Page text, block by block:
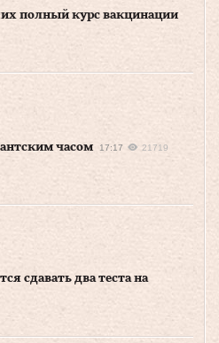
полный курс вакцинации
часом
17:17 21719
сдавать два теста на